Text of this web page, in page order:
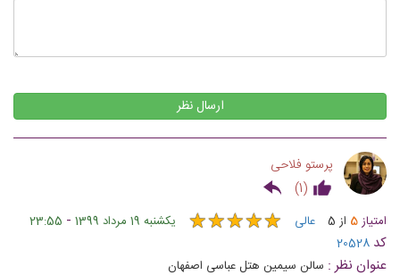
ارسال نظر
پرستو فلاحی
(
1
)
امتیاز5 از 5 عالی ★★★★★
★★★★★ یکشنبه 19 مرداد 1399 -
23:55
کد 20528
عنوان نظر : سالن سیمین هتل عباسی اصفهان